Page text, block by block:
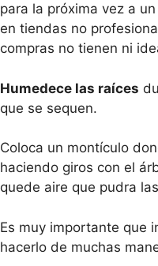
para la próxima vez a
en tiendas no
compras no tienen ni
Humedece las raíces
que se sequen.
Coloca un montículo
haciendo giros con el
quede aire que pudra
Es muy importante que
hacerlo de muchas